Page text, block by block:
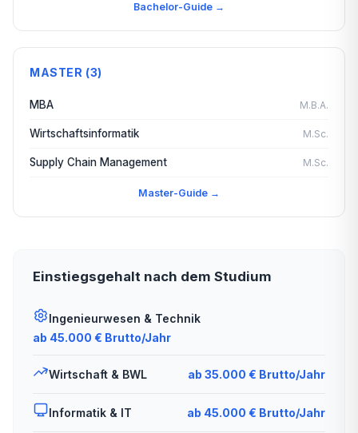
Bachelor-Guide →
MASTER (3)
MBA M.B.A.
Wirtschaftsinformatik M.Sc.
Supply Chain Management M.Sc.
Master-Guide →
Einstiegsgehalt nach dem Studium
Ingenieurwesen & Technik
ab 45.000 € Brutto/Jahr
Wirtschaft & BWL ab 35.000 € Brutto/Jahr
Informatik & IT ab 45.000 € Brutto/Jahr